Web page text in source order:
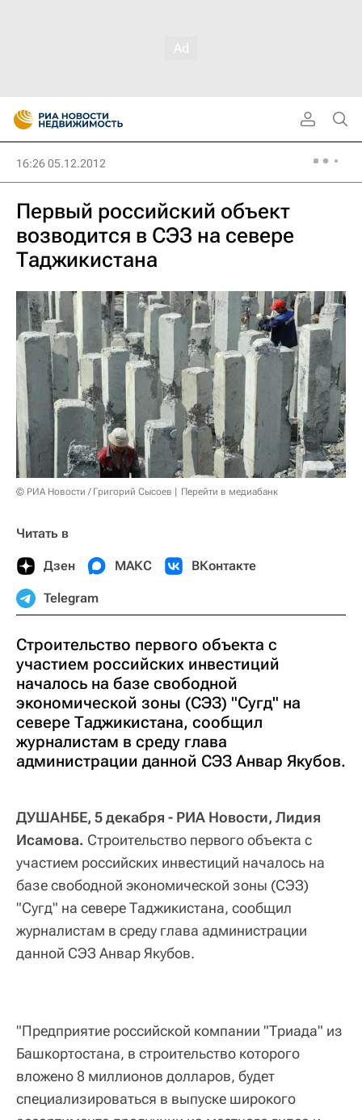
16:26 05.12.2012
Первый российский объект
возводится в СЭЗ на севере
Таджикистана
© РИА Новости / Григорий Сысоев Перейти в медиабанк
Читать в
Дзен МАКС ВКонтакте
Telegram
Строительство первого объекта с
участием российских инвестиций
началось на базе свободной
экономической зоны (СЭЗ) "Сугд" на
севере Таджикистана, сообщил
журналистам в среду глава
администрации данной СЭЗ Анвар Якубов.
ДУШАНБЕ, 5 декабря - РИА Новости, Лидия
Исамова. Строительство первого объекта с
участием российских инвестиций началось на
базе свободной экономической зоны (СЭЗ)
"Сугд" на севере Таджикистана, сообщил
журналистам в среду глава администрации
данной СЭЗ Анвар Якубов.
"Предприятие российской компании "Триада" из
Башкортостана, в строительство которого
вложено 8 миллионов долларов, будет
специализироваться в выпуске широкого